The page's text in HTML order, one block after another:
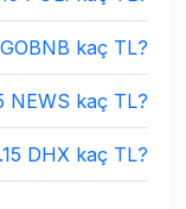
GOBNB kaç TL?
NEWS kaç TL?
DHX kaç TL?